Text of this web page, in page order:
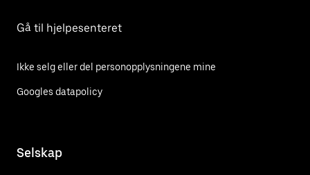
Gå til hjelpesenteret
Ikke selg eller del personopplysningene mine
Googles datapolicy
Selskap